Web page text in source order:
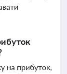
на прибуток,